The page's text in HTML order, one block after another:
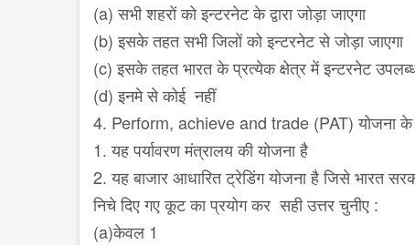
(a) सभी शहरों को इन्टरनेट के द्वारा जोड़ा जाएगा
(b) इसके तहत सभी जिलों को इन्टरनेट से जोड़ा जाएगा
(c) इसके तहत भारत के प्रत्येक क्षेत्र में इन्टरनेट
(d) इनमे से कोई नहीं
4. Perform, achieve and trade (PAT) योजना के
1. यह पर्यावरण मंत्रालय की योजना है
2. यह बाजार आधारित ट्रेडिंग योजना है जिसे भारत
निचे दिए गए कूट का प्रयोग कर सही उत्तर चुनीए :
(a)केवल 1